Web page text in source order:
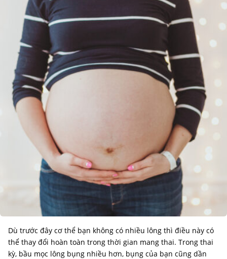
Dù trước đây cơ thể bạn không có nhiều lông thì điều này có
thể thay đổi hoàn toàn trong thời gian mang thai. Trong thai
kỳ, bầu mọc lông bụng nhiều hơn, bụng của bạn cũng dần